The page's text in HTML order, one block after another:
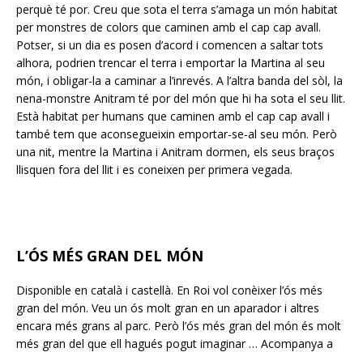
perquè té por. Creu que sota el terra s’amaga un món habitat
per monstres de colors que caminen amb el cap cap avall.
Potser, si un dia es posen d’acord i comencen a saltar tots
alhora, podrien trencar el terra i emportar la Martina al seu
món, i obligar-la a caminar a l’inrevés. A l’altra banda del sòl, la
nena-monstre Anitram té por del món que hi ha sota el seu llit.
Està habitat per humans que caminen amb el cap cap avall i
també tem que aconsegueixin emportar-se-al seu món. Però
una nit, mentre la Martina i Anitram dormen, els seus braços
llisquen fora del llit i es coneixen per primera vegada.
L’ÓS MÉS GRAN DEL MÓN
Disponible en català i castellà. En Roi vol conèixer l’ós més
gran del món. Veu un ós molt gran en un aparador i altres
encara més grans al parc. Però l’ós més gran del món és molt
més gran del que ell hagués pogut imaginar … Acompanya a